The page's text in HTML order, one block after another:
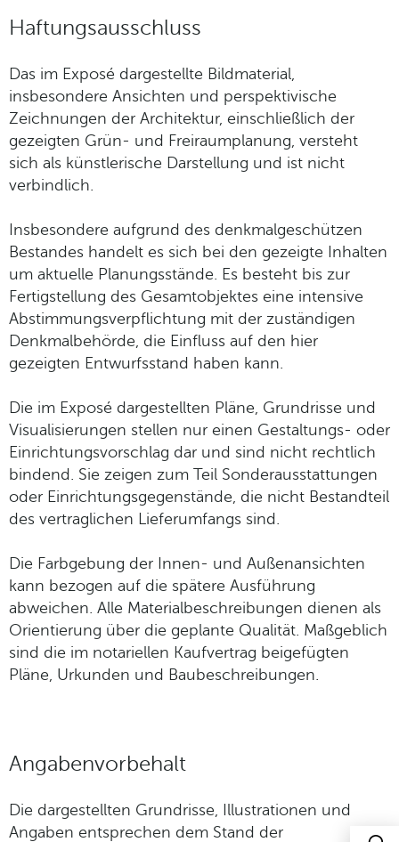
Haftungsausschluss
Das im Exposé dargestellte Bildmaterial,
insbesondere Ansichten und perspektivische
Zeichnungen der Architektur, einschließlich der
gezeigten Grün- und Freiraumplanung, versteht
sich als künstlerische Darstellung und ist nicht
verbindlich.
Insbesondere aufgrund des denkmalgeschützen
Bestandes handelt es sich bei den gezeigte Inhalten
um aktuelle Planungsstände. Es besteht bis zur
Fertigstellung des Gesamtobjektes eine intensive
Abstimmungsverpflichtung mit der zuständigen
Denkmalbehörde, die Einfluss auf den hier
gezeigten Entwurfsstand haben kann.
Die im Exposé dargestellten Pläne, Grundrisse und
Visualisierungen stellen nur einen Gestaltungs- oder
Einrichtungsvorschlag dar und sind nicht rechtlich
bindend. Sie zeigen zum Teil Sonderausstattungen
oder Einrichtungsgegenstände, die nicht Bestandteil
des vertraglichen Lieferumfangs sind.
Die Farbgebung der Innen- und Außenansichten
kann bezogen auf die spätere Ausführung
abweichen. Alle Materialbeschreibungen dienen als
Orientierung über die geplante Qualität. Maßgeblich
sind die im notariellen Kaufvertrag beigefügten
Pläne, Urkunden und Baubeschreibungen.
Angabenvorbehalt
Die dargestellten Grundrisse, Illustrationen und
Angaben entsprechen dem Stand der